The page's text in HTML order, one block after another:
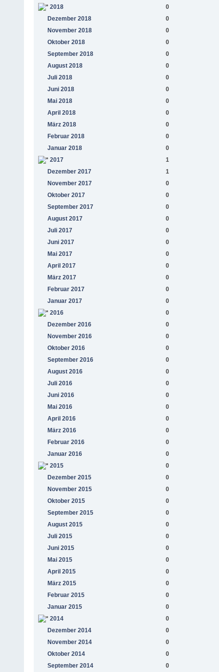
2018
0
Dezember 2018
0
November 2018
0
Oktober 2018
0
September 2018
0
August 2018
0
Juli 2018
0
Juni 2018
0
Mai 2018
0
April 2018
0
März 2018
0
Februar 2018
0
Januar 2018
0
2017
1
Dezember 2017
1
November 2017
0
Oktober 2017
0
September 2017
0
August 2017
0
Juli 2017
0
Juni 2017
0
Mai 2017
0
April 2017
0
März 2017
0
Februar 2017
0
Januar 2017
0
2016
0
Dezember 2016
0
November 2016
0
Oktober 2016
0
September 2016
0
August 2016
0
Juli 2016
0
Juni 2016
0
Mai 2016
0
April 2016
0
März 2016
0
Februar 2016
0
Januar 2016
0
2015
0
Dezember 2015
0
November 2015
0
Oktober 2015
0
September 2015
0
August 2015
0
Juli 2015
0
Juni 2015
0
Mai 2015
0
April 2015
0
März 2015
0
Februar 2015
0
Januar 2015
0
2014
0
Dezember 2014
0
November 2014
0
Oktober 2014
0
September 2014
0